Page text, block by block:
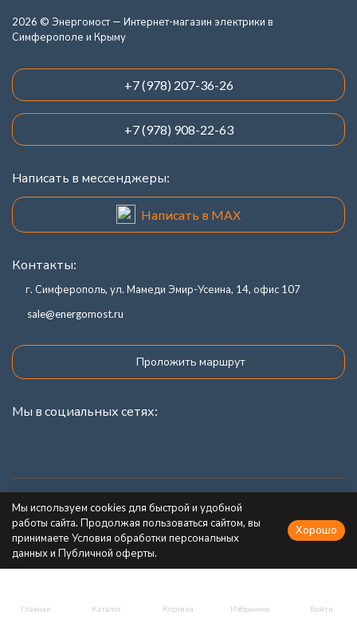
Главная Каталог Корзина Избранное Войти
2026 © Энергомост — Интернет-магазин электрики в
Симферополе и Крыму
+7 (978) 207-36-26
+7 (978) 908-22-63
Написать в мессенджеры:
Написать в MAX
Контакты:
г. Симферополь, ул. Мамеди Эмир-Усеина, 14, офис 107
sale@energomost.ru
Проложить маршрут
Мы в социальных сетях:
Каталог товаров
Информация
Мы используем cookies для быстрой и удобной
работы сайта. Продолжая пользоваться сайтом, вы
принимаете Условия обработки персональных
данных и Публичной оферты.
Хорошо